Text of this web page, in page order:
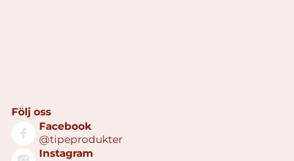
Följ oss
Facebook
@tipeprodukter
Instagram